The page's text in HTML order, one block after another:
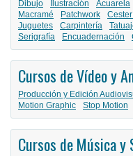
Dibujo Ilustración Acuarela
Macramé
Patchwork
Juguetes
Carpintería
Serigrafía
Encuadernación
Cursos de Vídeo y
Producción y Edición
Motion Graphic
Stop Motion
Cursos de Música y